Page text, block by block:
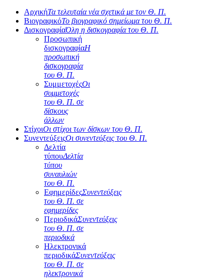
ΑρχικήΤα τελευταία νέα σχετικά με τον Θ. Π.
ΒιογραφικόΤο βιογραφικό σημείωμα του Θ. Π.
ΔισκογραφίαΌλη η δισκογραφία του Θ. Π.
Προσωπική
δισκογραφίαΗ
προσωπική
δισκογραφία
του Θ. Π.
ΣυμμετοχέςΟι
συμμετοχές
του Θ. Π. σε
δίσκους
άλλων
ΣτίχοιΟι στίχοι των δίσκων του Θ. Π.
ΣυνεντεύξειςΟι συνεντεύξεις του Θ. Π.
Δελτία
τύπουΔελτία
τύπου
συναυλιών
του Θ. Π.
ΕφημερίδεςΣυνεντεύξεις
του Θ. Π. σε
εφημερίδες
ΠεριοδικάΣυνεντεύξεις
του Θ. Π. σε
περιοδικά
Ηλεκτρονικά
περιοδικάΣυνεντεύξεις
του Θ. Π. σε
ηλεκτρονικά